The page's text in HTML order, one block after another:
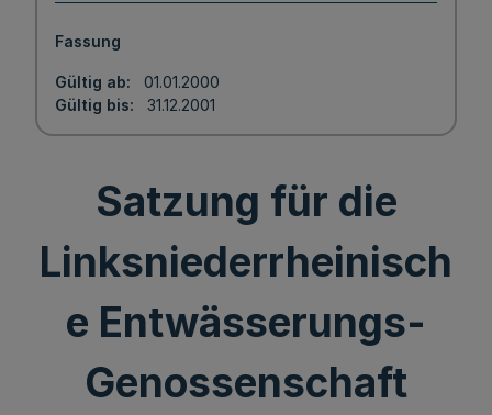
Fassung
Gültig ab
01.01.2000
Gültig bis
31.12.2001
Satzung für die
Linksniederrheinisch
e Entwässerungs-
Genossenschaft